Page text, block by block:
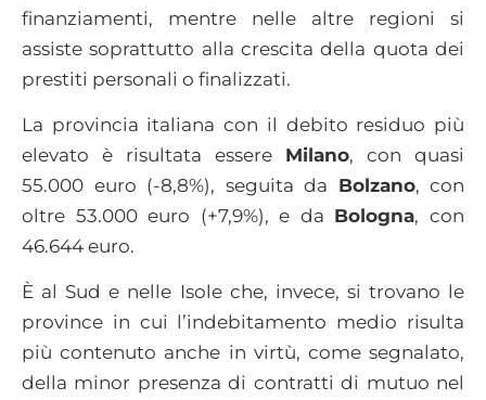
finanziamenti, mentre nelle altre regioni si
assiste soprattutto alla crescita della quota dei
prestiti personali o finalizzati.
La provincia italiana con il debito residuo più
elevato è risultata essere Milano, con quasi
55.000 euro (-8,8%), seguita da Bolzano, con
oltre 53.000 euro (+7,9%), e da Bologna, con
46.644 euro.
È al Sud e nelle Isole che, invece, si trovano le
province in cui l’indebitamento medio risulta
più contenuto anche in virtù, come segnalato,
della minor presenza di contratti di mutuo nel